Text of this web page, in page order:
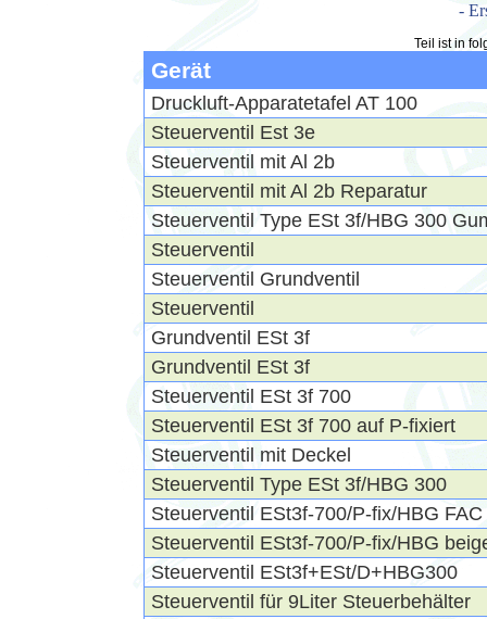
-
Teil ist in
Gerät
Druckluft-Apparatetafel AT 100
Steuerventil Est 3e
Steuerventil mit Al 2b
Steuerventil mit Al 2b Reparatur
Steuerventil Type ESt 3f/HBG 300
Steuerventil
Steuerventil Grundventil
Steuerventil
Grundventil ESt 3f
Grundventil ESt 3f
Steuerventil ESt 3f 700
Steuerventil ESt 3f 700 auf P-fixiert
Steuerventil mit Deckel
Steuerventil Type ESt 3f/HBG 300
Steuerventil ESt3f-700/P-fix/HBG FAC
Steuerventil ESt3f-700/P-fix/HBG
Steuerventil ESt3f+ESt/D+HBG300
Steuerventil für 9Liter Steuerbehälter